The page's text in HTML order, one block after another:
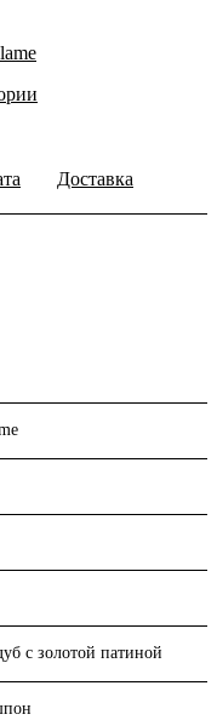
Доставка
с золотой патиной